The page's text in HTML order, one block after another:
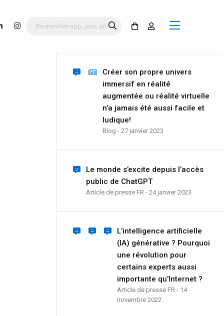
Créer son propre univers
immersif en réalité
augmentée ou réalité virtuelle
n’a jamais été aussi facile et
ludique!
Blog - 27 janvier 2023
Le monde s’excite depuis l’accès
public de ChatGPT
Article de presse FR - 24 janvier 2023
L’intelligence artificielle
(IA) générative ? Pourquoi
une révolution pour
certains experts aussi
importante qu’Internet ?
Article de presse FR - 14
novembre 2022